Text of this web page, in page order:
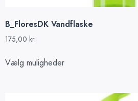
B_FloresDK Vandflaske
175,00 kr.
Vælg muligheder